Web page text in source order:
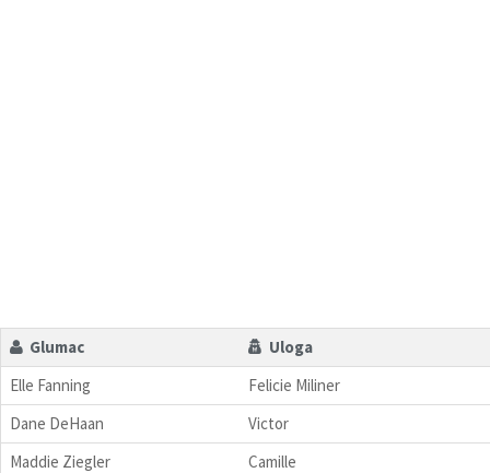
Glumac
Uloga
Elle Fanning
Felicie Miliner
Dane DeHaan
Victor
Maddie Ziegler
Camille